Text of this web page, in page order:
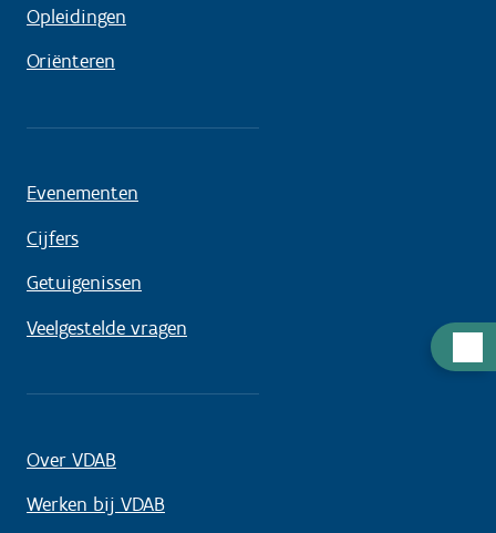
Opleidingen
Oriënteren
Evenementen
Cijfers
Getuigenissen
Veelgestelde vragen
Over VDAB
Werken bij VDAB